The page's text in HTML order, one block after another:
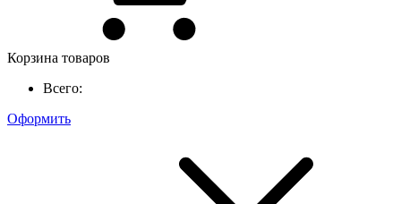
Корзина товаров
Всего:
Оформить